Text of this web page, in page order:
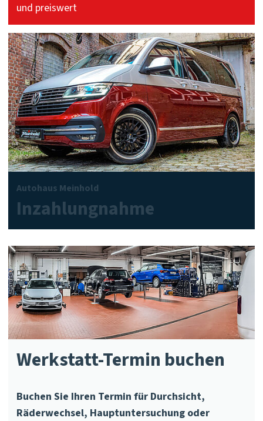
und preiswert
Autohaus Meinhold
Inzahlungnahme
Werkstatt-Termin buchen
Buchen Sie Ihren Termin für Durchsicht,
Räderwechsel, Hauptuntersuchung oder